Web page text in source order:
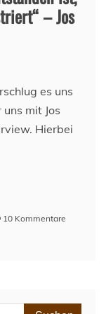
– Jos
es uns
mit Jos
Hierbei
10 Kommentare
ist,